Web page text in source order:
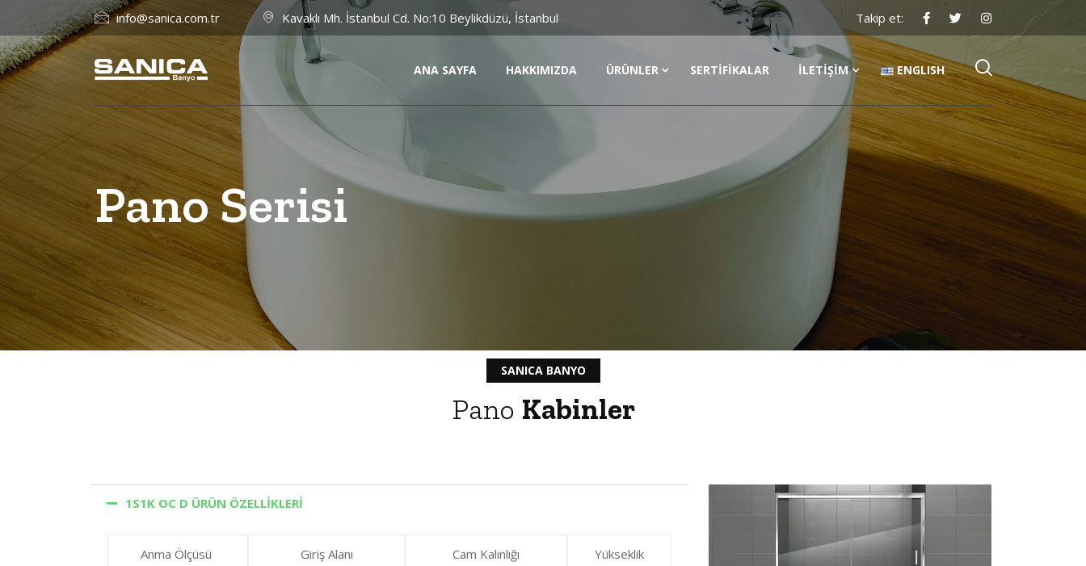
info@sanica.com.tr Kavaklı Mh. İstanbul Cd. No:10 Beylikdüzü, İstanbul Takip et:
ANA SAYFA HAKKIMIZDA ÜRÜNLER SERTIFIKALAR İLETIŞIM ENGLISH
Pano Serisi
SANICA BANYO
Pano Kabinler
1S1K OC D ÜRÜN ÖZELLİKLERİ
Anma Ölçüsü
Giriş Alanı
Cam Kalınlığı
Yükseklik